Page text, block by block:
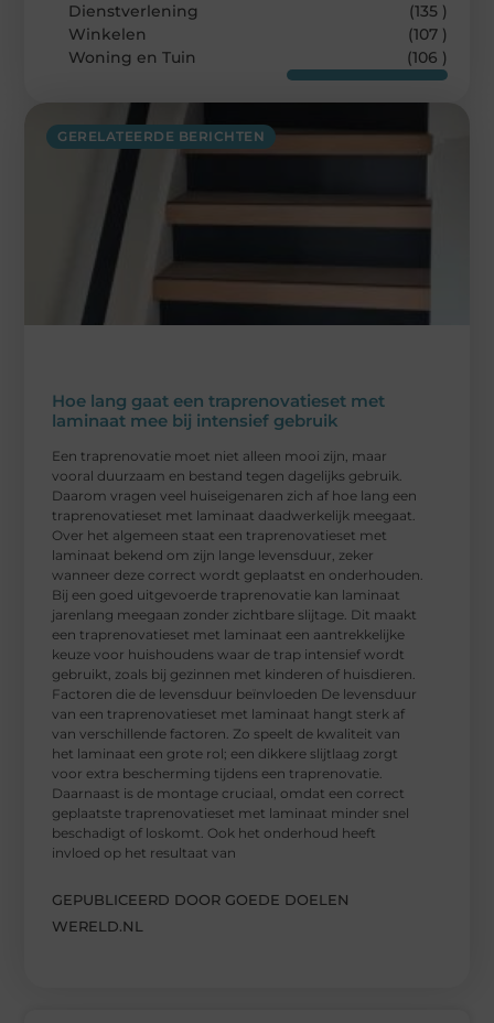
GERELATEERDE BERICHTEN
Hoe lang gaat een traprenovatieset met
laminaat mee bij intensief gebruik
Een traprenovatie moet niet alleen mooi zijn, maar
vooral duurzaam en bestand tegen dagelijks gebruik.
Daarom vragen veel huiseigenaren zich af hoe lang een
traprenovatieset met laminaat daadwerkelijk meegaat.
Over het algemeen staat een traprenovatieset met
laminaat bekend om zijn lange levensduur, zeker
wanneer deze correct wordt geplaatst en onderhouden.
Bij een goed uitgevoerde traprenovatie kan laminaat
jarenlang meegaan zonder zichtbare slijtage. Dit maakt
een traprenovatieset met laminaat een aantrekkelijke
keuze voor huishoudens waar de trap intensief wordt
gebruikt, zoals bij gezinnen met kinderen of huisdieren.
Factoren die de levensduur beïnvloeden De levensduur
van een traprenovatieset met laminaat hangt sterk af
van verschillende factoren. Zo speelt de kwaliteit van
het laminaat een grote rol; een dikkere slijtlaag zorgt
voor extra bescherming tijdens een traprenovatie.
Daarnaast is de montage cruciaal, omdat een correct
geplaatste traprenovatieset met laminaat minder snel
beschadigt of loskomt. Ook het onderhoud heeft
invloed op het resultaat van
GEPUBLICEERD DOOR GOEDE DOELEN
WERELD.NL
Dienstverlening
(135 )
Winkelen
(107 )
Woning en Tuin
(106 )